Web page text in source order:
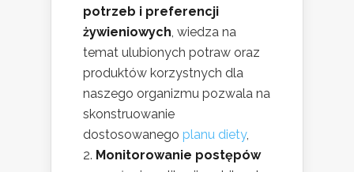
potrzeb i preferencji
żywieniowych, wiedza na
temat ulubionych potraw oraz
produktów korzystnych dla
naszego organizmu pozwala na
skonstruowanie
dostosowanego planu diety,
Monitorowanie postępów